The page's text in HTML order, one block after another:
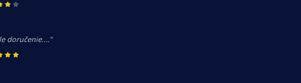
doručenie.…"